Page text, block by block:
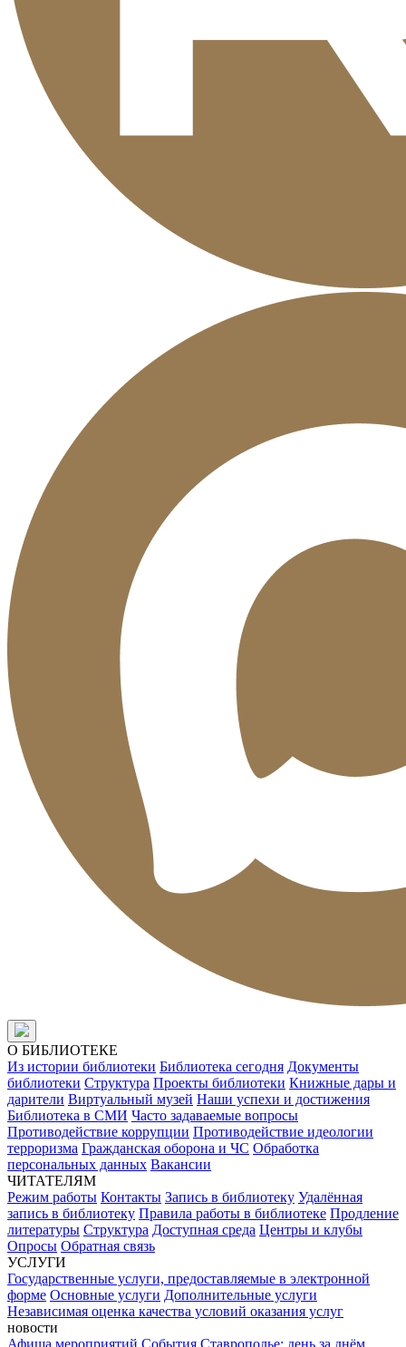
О БИБЛИОТЕКЕ
Из истории библиотеки Библиотека сегодня Документы
библиотеки Структура Проекты библиотеки Книжные дары и
дарители Виртуальный музей Наши успехи и достижения
Библиотека в СМИ Часто задаваемые вопросы
Противодействие коррупции Противодействие идеологии
терроризма Гражданская оборона и ЧС Обработка
персональных данных Вакансии
ЧИТАТЕЛЯМ
Режим работы Контакты Запись в библиотеку Удалённая
запись в библиотеку Правила работы в библиотеке Продление
литературы Структура Доступная среда Центры и клубы
Опросы Обратная связь
УСЛУГИ
Государственные услуги, предоставляемые в электронной
форме Основные услуги Дополнительные услуги
Независимая оценка качества условий оказания услуг
новости
Афиша мероприятий События Ставрополье: день за днём